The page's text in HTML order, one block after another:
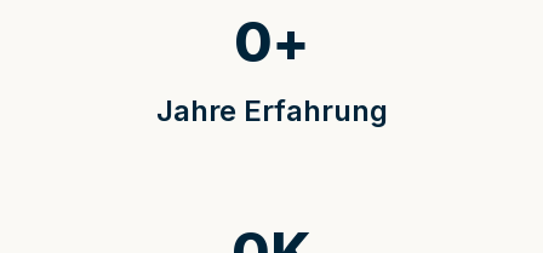
Jahre Erfahrung
0+